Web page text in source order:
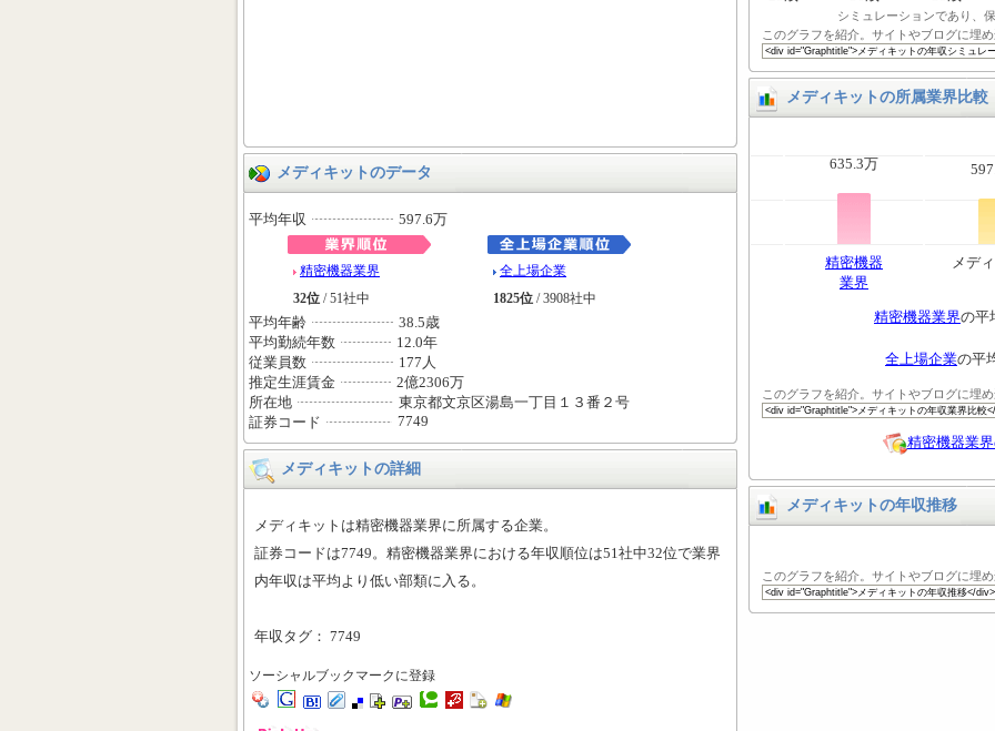
メディキットのデータ
平均年収 597.6万
精密機器業界
32位 / 51社中
全上場企業
1825位 / 3908社中
平均年齢
38.5歳
平均勤続年数
12.0年
従業員数
177人
推定生涯賃金
2億2306万
所在地
東京都文京区湯島一丁目１３番２号
証券コード
7749
メディキットの詳細
メディキットは精密機器業界に所属する企業。
証券コードは7749。精密機器業界における年収順位は51社中32位で業界
内年収は平均より低い部類に入る。
年収タグ： 7749
ソーシャルブックマークに登録
シミュレーションであり、
このグラフを紹介。サイトやブログに埋
メディキットの所属業界比較
635.3万
精密機器
業界
メデ
精密機器業界の平
全上場企業の平
このグラフを紹介。サイトやブログに埋
精密機器業
メディキットの年収推移
このグラフを紹介。サイトやブログに埋